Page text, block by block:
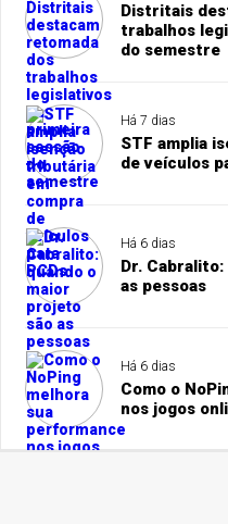
Distritais
trabalhos
do semestre
Há 7 dias
STF amplia
de veículos
Há 6 dias
Dr.
as pessoas
Há 6 dias
Como o
nos jogos